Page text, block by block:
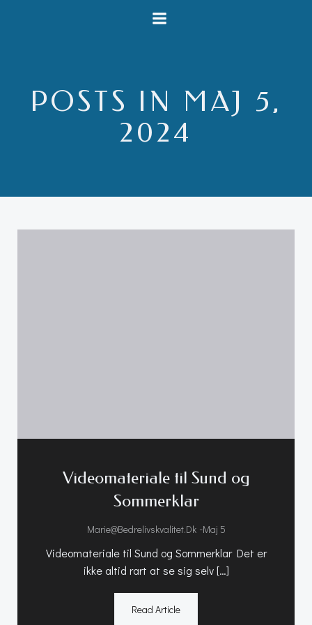
til
POSTS IN MAJ 5,
2024
Videomateriale til Sund og
Sommerklar
Marie@bedrelivskvalitet.dk -Maj 5
Videomateriale til Sund og Sommerklar Det er
ikke altid rart at se sig selv […]
Read Article